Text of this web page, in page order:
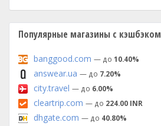
Популярные магазины с кэшбэком
banggood.com — до 10.40%
answear.ua — до 7.20%
city.travel — до 6.00%
cleartrip.com — до 224.00 INR
dhgate.com — до 40.80%